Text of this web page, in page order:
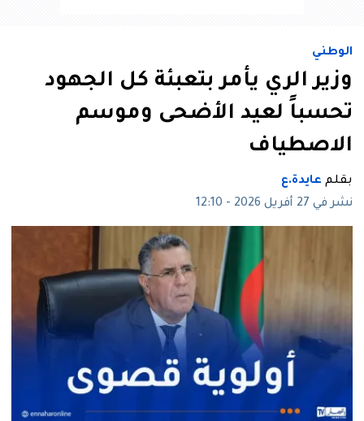
الوطني
وزير الري يأمر بتعبئة كل الجهود
تحسباً لعيد الأضحى وموسم
الاصطياف
بقلم عايدة.ع
نشر في 27 أفريل 2026 - 12:10